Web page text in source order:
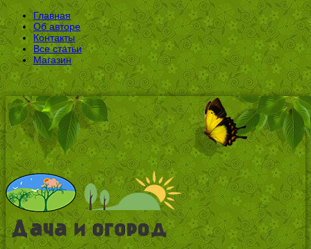
Главная
Об авторе
Контакты
Все статьи
Магазин